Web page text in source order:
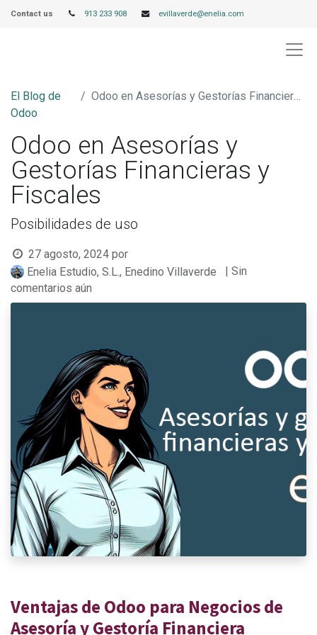
Contact us 913 233 908 evillaverde@enelia.com
El Blog de
Odoo
Odoo en Asesorías y Gestorías Financieras y Fiscales
Odoo en Asesorías y
Gestorías Financieras y
Fiscales
Posibilidades de uso
27 agosto, 2024 por
Enelia Estudio, S.L., Enedino Villaverde
| Sin
comentarios aún
Ventajas de Odoo para Negocios de
Asesoría y Gestoría Financiera